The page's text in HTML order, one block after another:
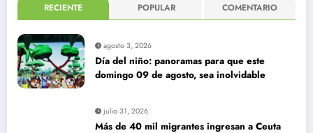
RECIENTE POPULAR COMENTARIO
agosto 3, 2026
Día del niño: panoramas para que este
domingo 09 de agosto, sea inolvidable
julio 31, 2026
Más de 40 mil migrantes ingresan a Ceuta